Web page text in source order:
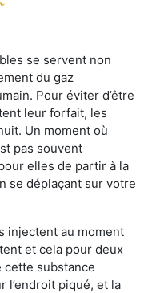
se servent non
du gaz
Pour éviter d’être
leur forfait, les
Un moment où
pas souvent
elles de partir à la
se déplaçant sur votre
injectent au moment
et cela pour deux
cette substance
l’endroit piqué, et la